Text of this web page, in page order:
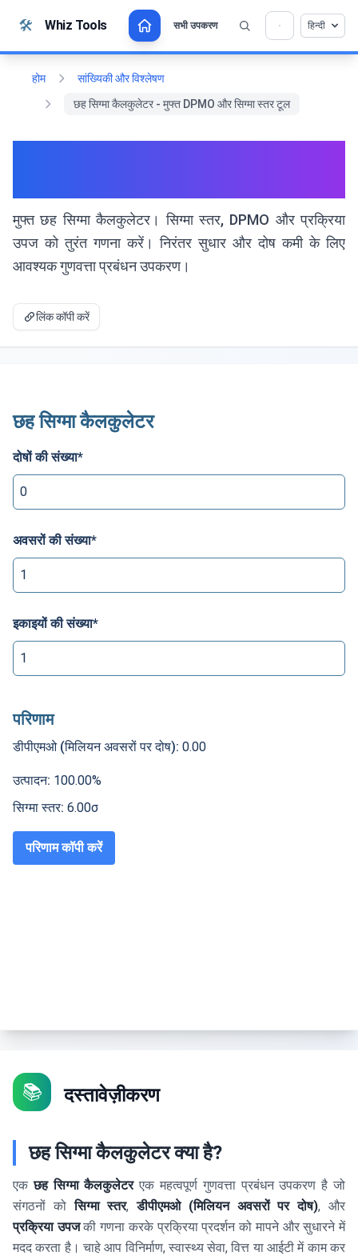
🛠️ Whiz Tools सभी उपकरण हिन्दी
होम
सांख्यिकी और विश्लेषण
छह सिग्मा कैलकुलेटर - मुफ्त DPMO और सिग्मा स्तर टूल
मुफ्त छह सिग्मा कैलकुलेटर। सिग्मा स्तर, DPMO और प्रक्रिया
उपज को तुरंत गणना करें। निरंतर सुधार और दोष कमी के लिए
आवश्यक गुणवत्ता प्रबंधन उपकरण।
लिंक कॉपी करें
छह सिग्मा कैलकुलेटर
दोषों की संख्या*
अवसरों की संख्या*
इकाइयों की संख्या*
परिणाम
डीपीएमओ (मिलियन अवसरों पर दोष): 0.00
उत्पादन: 100.00%
सिग्मा स्तर: 6.00σ
परिणाम कॉपी करें
📚 दस्तावेज़ीकरण
छह सिग्मा कैलकुलेटर क्या है?
एकछह सिग्मा कैलकुलेटरएक महत्वपूर्ण गुणवत्ता प्रबंधन उपकरण है जो
संगठनों कोसिग्मा स्तर,डीपीएमओ (मिलियन अवसरों पर दोष), और
प्रक्रिया उपजकी गणना करके प्रक्रिया प्रदर्शन को मापने और सुधारने में
मदद करता है। चाहे आप विनिर्माण, स्वास्थ्य सेवा, वित्त या आईटी में काम कर
💡 क्या आप इस टूल को पसंद करते हैं? हमें इसे और बेहतर बनाने
में मदद करें!
×
खोलने के लिए क्लिक करें →